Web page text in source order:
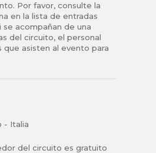
Por favor, consulte la
en la lista de entradas
se acompañan de una
del circuito, el personal
asisten al evento para
- Italia
del circuito es gratuito